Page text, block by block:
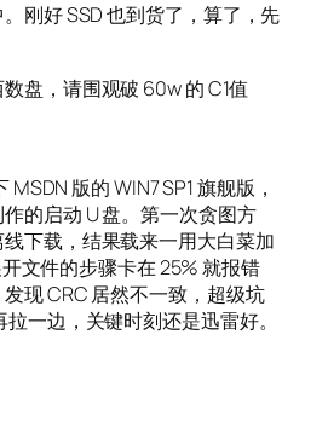
刚好 SSD 也到货了，算了，先
盘，请围观破 60w 的 C1值
MSDN 版的 WIN7 SP1 旗舰版，
作的启动 U 盘。第一次贪图方
下载，结果载来一用大白菜加
文件的步骤卡在 25% 就报错
现 CRC 居然不一致，超级坑
一边，关键时刻还是迅雷好。